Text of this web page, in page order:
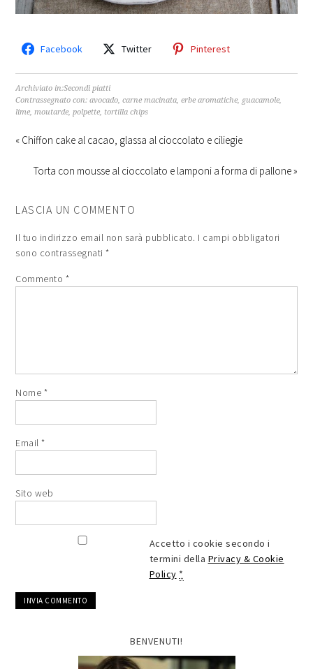
Facebook Twitter Pinterest
Archiviato in:Secondi piatti
Contrassegnato con:avocado,carne macinata,erbe aromatiche, guacamole,
lime,moutarde,polpette, tortilla chips
« Chiffon cake al cacao, glassa al cioccolato e ciliegie
Torta con mousse al cioccolato e lamponi a forma di pallone »
LASCIA UN COMMENTO
Il tuo indirizzo email non sarà pubblicato. I campi obbligatori
sono contrassegnati*
Commento *
Nome *
Email*
Sito web
Accetto i cookie secondo i
termini della Privacy & Cookie
Policy *
BENVENUTI!